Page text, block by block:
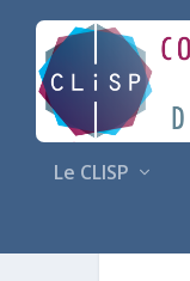
Le CLISP